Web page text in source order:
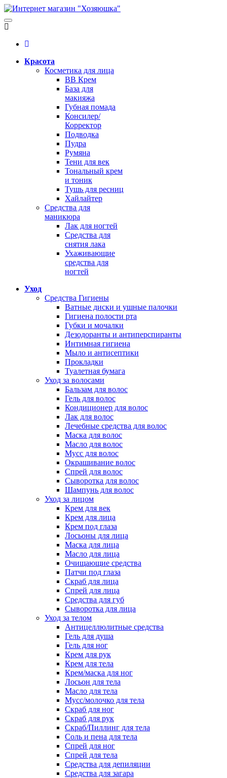
Красота
Косметика для лица
BB Крем
База для
макияжа
Губная помада
Консилер/
Корректор
Подводка
Пудра
Румяна
Тени для век
Тональный крем
и тоник
Тушь для ресниц
Хайлайтер
Средства для
маникюра
Лак для ногтей
Средства для
снятия лака
Ухаживающие
средства для
ногтей
Уход
Средства Гигиены
Ватные диски и ушные палочки
Гигиена полости рта
Губки и мочалки
Дезодоранты и антиперспиранты
Интимная гигиена
Мыло и антисептики
Прокладки
Туалетная бумага
Уход за волосами
Бальзам для волос
Гель для волос
Кондиционер для волос
Лак для волос
Лечебные средства для волос
Маска для волос
Масло для волос
Мусс для волос
Окрашивание волос
Спрей для волос
Сыворотка для волос
Шампунь для волос
Уход за лицом
Крем для век
Крем для лица
Крем под глаза
Лосьоны для лица
Маска для лица
Масло для лица
Очищающие средства
Патчи под глаза
Скраб для лица
Спрей для лица
Средства для губ
Сыворотка для лица
Уход за телом
Антицеллюлитные средства
Гель для душа
Гель для ног
Крем для рук
Крем для тела
Крем/маска для ног
Лосьон для тела
Масло для тела
Мусс/молочко для тела
Скраб для ног
Скраб для рук
Скраб/Пиллинг для тела
Соль и пена для тела
Спрей для ног
Спрей для тела
Средства для депиляции
Средства для загара